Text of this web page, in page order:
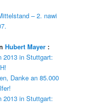
– 2. nawi
Hubert Mayer :
2013 in Stuttgart:
Danke an 85.000
2013 in Stuttgart: